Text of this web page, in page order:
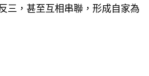
三，甚至互相串聯，形成自家為